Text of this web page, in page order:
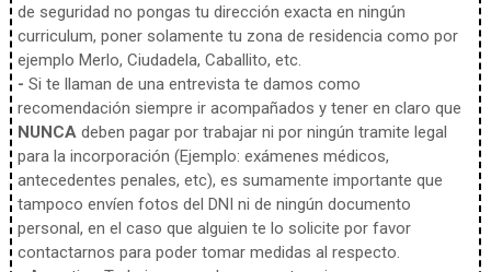
de seguridad no pongas tu dirección exacta en ningún
curriculum, poner solamente tu zona de residencia como por
ejemplo Merlo, Ciudadela, Caballito, etc.
- Si te llaman de una entrevista te damos como
recomendación siempre ir acompañados y tener en claro que
NUNCAdeben pagar por trabajar ni por ningún tramite legal
para la incorporación (Ejemplo: exámenes médicos,
antecedentes penales, etc), es sumamente importante que
tampoco envíen fotos del DNI ni de ningún documento
personal, en el caso que alguien te lo solicite por favor
contactarnos para poder tomar medidas al respecto.